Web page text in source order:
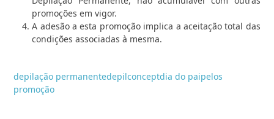
promoções em vigor.
A adesão a esta promoção implica a aceitação total das
condições associadas à mesma.
depilação permanentedepilconceptdia do paipelos
promoção